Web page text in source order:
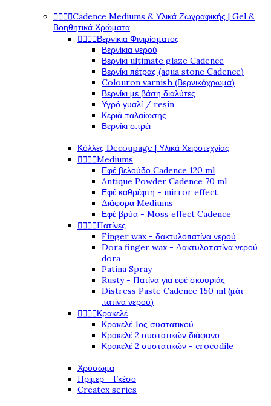
Cadence Mediums & Υλικά Ζωγραφικής | Gel &
Βοηθητικά Χρώματα
Βερνίκια Φινιρίσματος
Βερνίκια νερού
Βερνίκι ultimate glaze Cadence
Βερνίκι πέτρας (aqua stone Cadence)
Colouron varnish (Βερνικόχρωμα)
Βερνίκι με βάση διαλύτες
Υγρό γυαλί / resin
Κεριά παλαίωσης
Βερνίκι σπρέι
Κόλλες Decoupage | Υλικά Χειροτεχνίας
Mediums
Εφέ βελούδο Cadence 120 ml
Antique Powder Cadence 70 ml
Εφέ καθρέφτη - mirror effect
Διάφορα Mediums
Εφέ βρύα - Moss effect Cadence
Πατίνες
Finger wax - δακτυλοπατίνα νερού
Dora finger wax - Δακτυλοπατίνα νερού
dora
Patina Spray
Rusty - Πατίνα για εφέ σκουριάς
Distress Paste Cadence 150 ml (μάτ
πατίνα νερού)
Κρακελέ
Κρακελέ 1ος συστατικού
Κρακελέ 2 συστατικών διάφανο
Κρακελέ 2 συστατικών - crocodile
Χρύσωμα
Πρίμερ - Γκέσο
Createx series